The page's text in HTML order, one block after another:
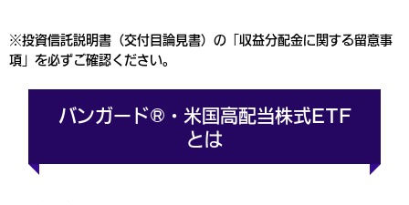
※投資信託説明書（交付目論見書）の「収益分配金に関する留意事
項」を必ずご確認ください。
バンガード®・米国高配当株式ETF
とは